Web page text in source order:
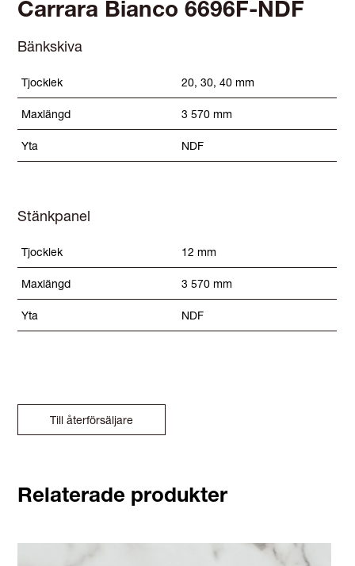
Carrara Bianco 6696F-NDF
Bänkskiva
Tjocklek 20, 30, 40 mm
Maxlängd 3 570 mm
Yta NDF
Stänkpanel
Tjocklek 12 mm
Maxlängd 3 570 mm
Yta NDF
Till återförsäljare
Relaterade produkter